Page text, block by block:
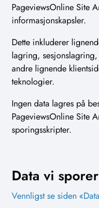
PageviewsOnline Site
informasjonskapsler.
Dette inkluderer
lagring,
andre lignende
teknologier.
Ingen data lagres på
PageviewsOnline Site
sporingsskripter.
Data vi
Vennligst se siden